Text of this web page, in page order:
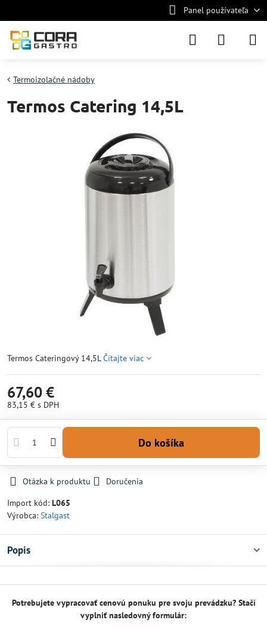
Panel používateľa
Termoizolačné nádoby
Termos Catering 14,5L
Termos Cateringový 14,5LČítajte viac
67,60 €
83,15 € s DPH
Do košíka
Otázka k produktu
Doručenia
Import kód: L065
Výrobca: Stalgast
Popis
Potrebujete vypracovať cenovú ponuku pre svoju prevádzku? Stačí
vyplniť nasledovný formulár: